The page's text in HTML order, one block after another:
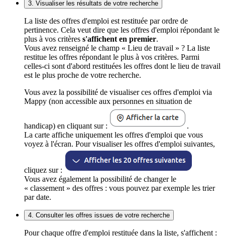
3. Visualiser les résultats de votre recherche
La liste des offres d'emploi est restituée par ordre de
pertinence. Cela veut dire que les offres d'emploi répondant le
plus à vos critères s'affichent en premier.
Vous avez renseigné le champ « Lieu de travail » ? La liste
restitue les offres répondant le plus à vos critères. Parmi
celles-ci sont d'abord restituées les offres dont le lieu de travail
est le plus proche de votre recherche.
Vous avez la possibilité de visualiser ces offres d'emploi via
Mappy (non accessible aux personnes en situation de
handicap) en cliquant sur :
.
La carte affiche uniquement les offres d'emploi que vous
voyez à l'écran. Pour visualiser les offres d'emploi suivantes,
cliquez sur :
Vous avez également la possibilité de changer le
« classement » des offres : vous pouvez par exemple les trier
par date.
4. Consulter les offres issues de votre recherche
Pour chaque offre d'emploi restituée dans la liste, s'affichent :